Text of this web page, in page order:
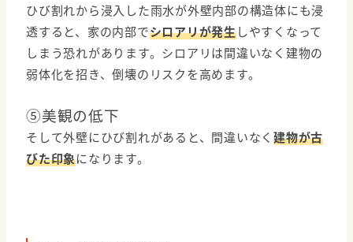
ひび割れから浸入した雨水が外壁内部の構造体にも浸
透すると、家の内部でシロアリが発生しやすくなって
しまう恐れがあります。シロアリは間違いなく建物の
弱体化を招き、倒壊のリスクを高めます。
⑤美観の低下
そして外壁にひび割れがあると、間違いなく 建物が古
びた印象になります。